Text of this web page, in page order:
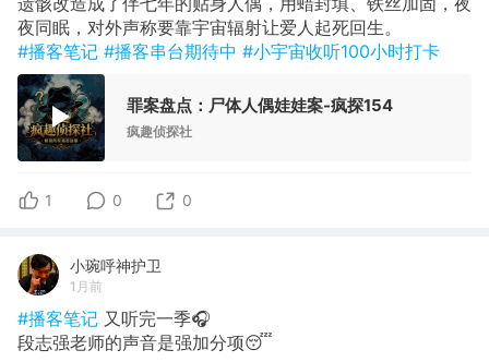
夜同眠，对外声称要靠宇宙辐射让爱人起死回生。
#播客笔记 #播客串台期待中 #小宇宙收听100小时打卡
罪案盘点：尸体人偶娃娃案-疯探154
疯趣侦探社
1 0 0
小琬呼神护卫
1月前
#播客笔记 又听完一季🎧
段志强老师的声音是强加分项😴